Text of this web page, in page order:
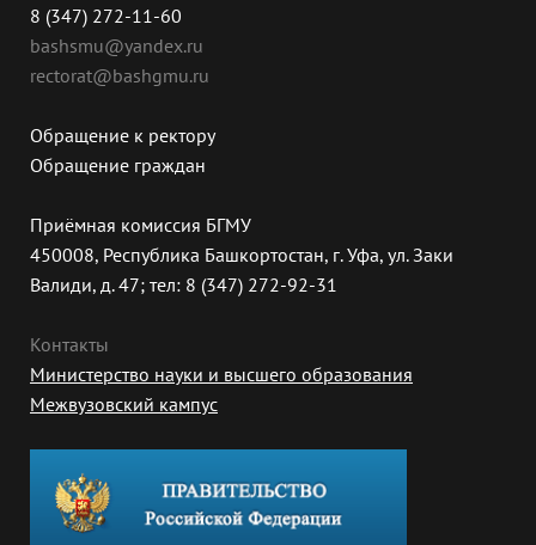
8 (347) 272-11-60
bashsmu@yandex.ru
rectorat@bashgmu.ru
Обращение к ректору
Обращение граждан
Приёмная комиссия БГМУ
450008, Республика Башкортостан, г. Уфа, ул. Заки
Валиди, д. 47; тел: 8 (347) 272-92-31
Контакты
Министерство науки и высшего образования
Межвузовский кампус